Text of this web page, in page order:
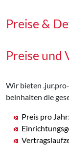
Preise &
Preise und
Wir bieten
beinhalten die
Preis pro Jahr: